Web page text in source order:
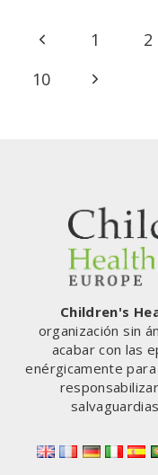
EN
Navegación
de
Página
anterior
1 2
10
Siguiente
Children's
organización sin
acabar con las
enérgicamente